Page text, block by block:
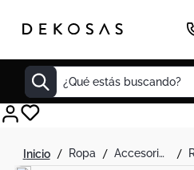
¿Qué estás buscando?
ropa accesorios de moda
Decoracion